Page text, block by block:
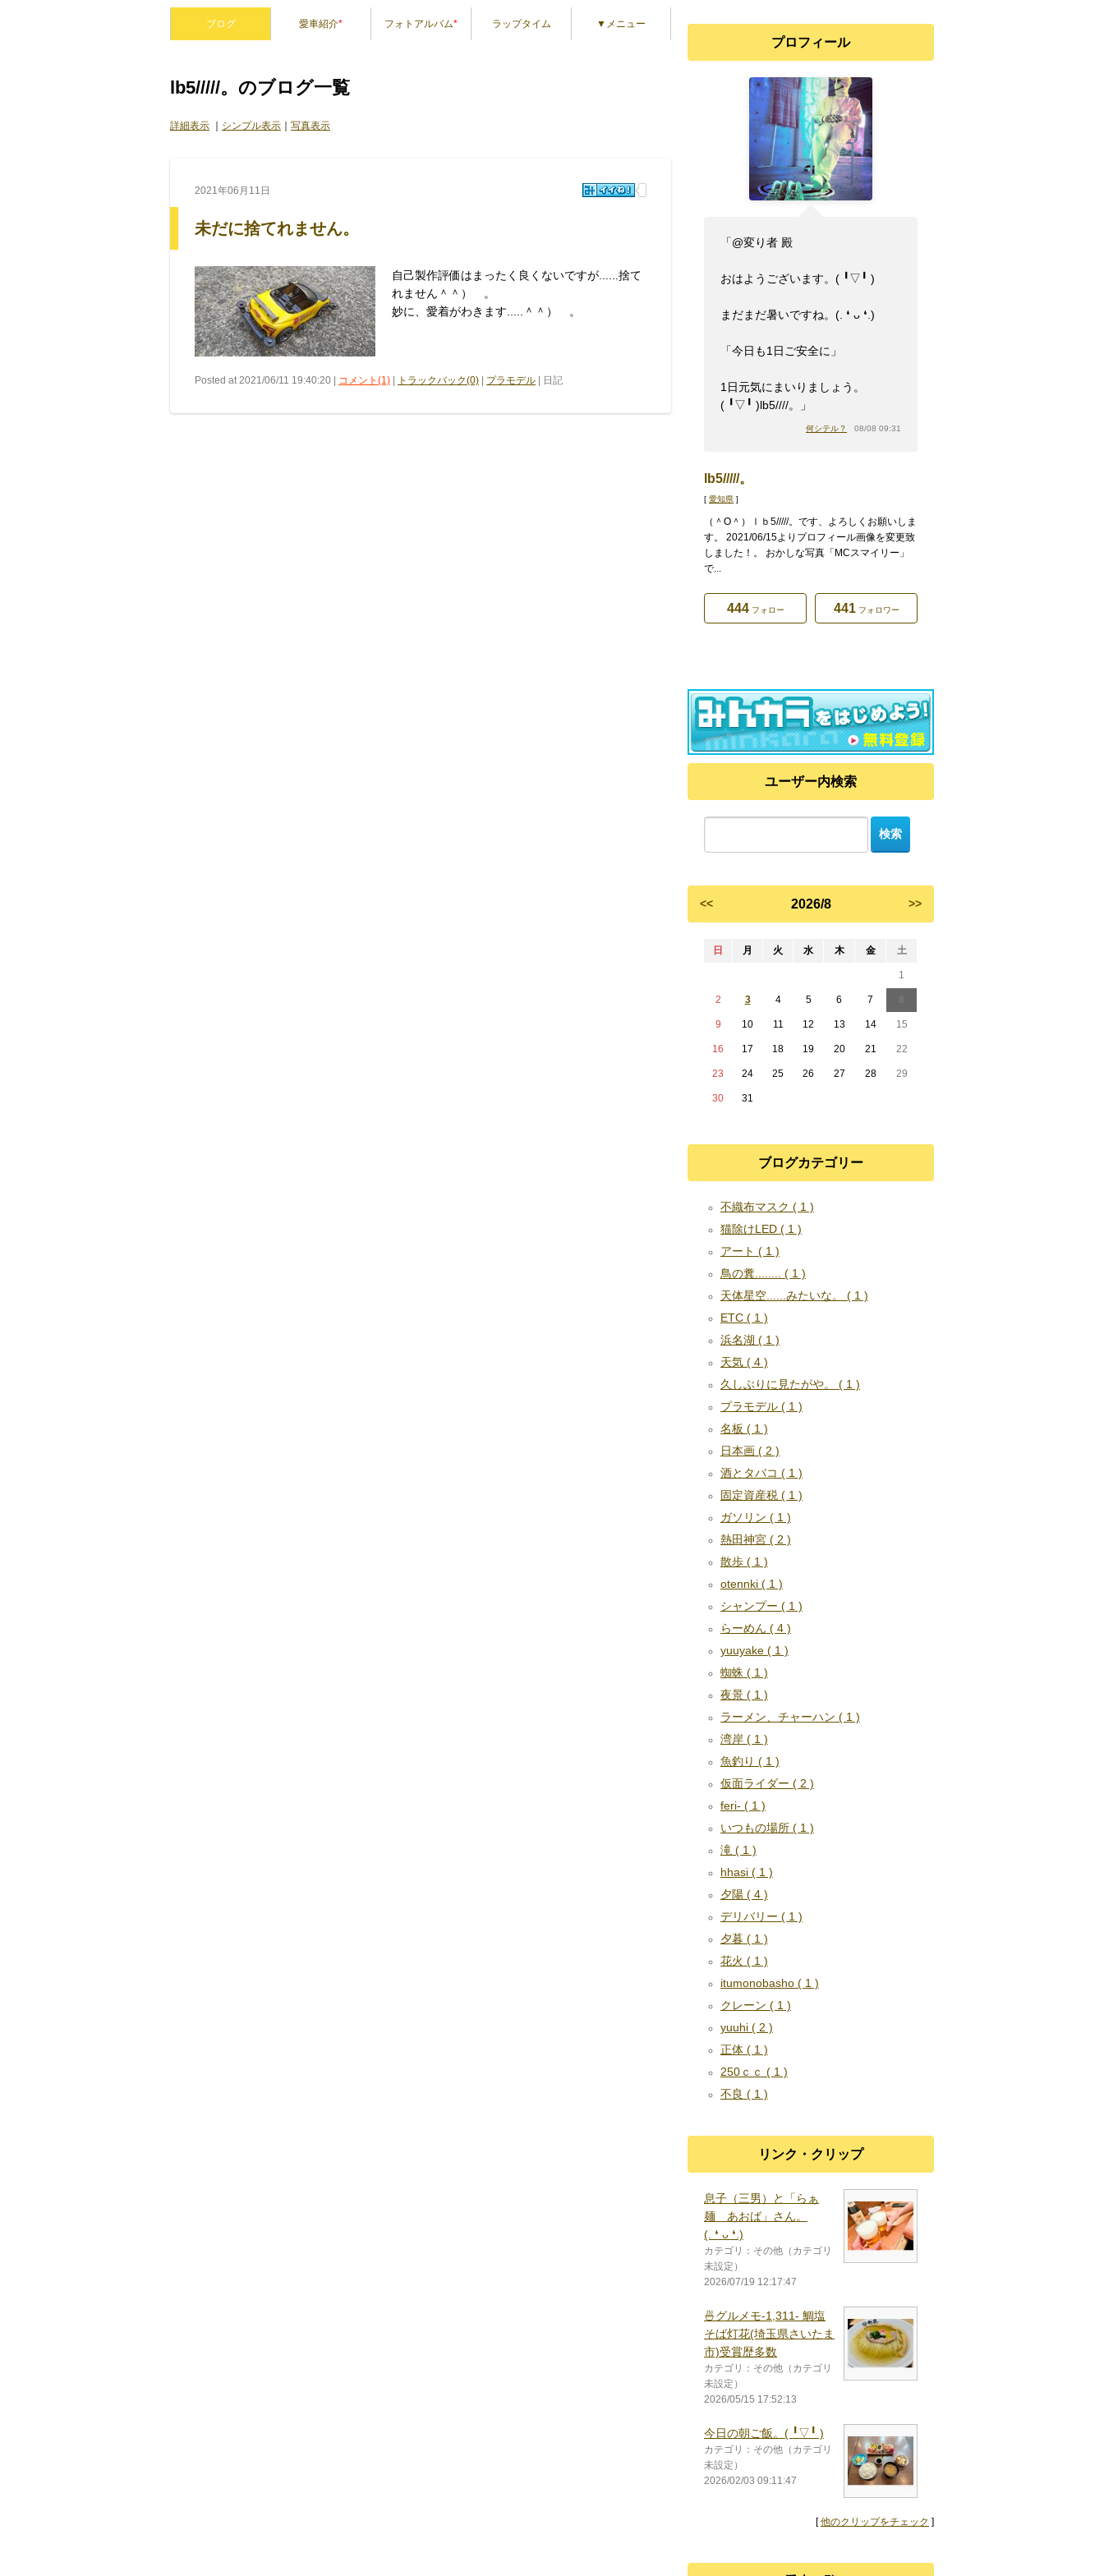
ブログ 愛車紹介* フォトアルバム* ラップタイム ▼メニュー
lb5/////。のブログ一覧
詳細表示 シンプル表示 写真表示
2021年06月11日
未だに捨てれません。
自己製作評価はまったく良くないですが......捨て
れません＾＾）ゞ。
妙に、愛着がわきます.....＾＾）ゞ。
Posted at 2021/06/11 19:40:20 | コメント(1) トラックバック(0) プラモデル | 日記
プロフィール
「@変り者 殿
おはようございます。(⁠ ⁠╹⁠▽⁠╹⁠ ⁠)
まだまだ暑いですね。(⁠.⁠ ⁠❛⁠ ⁠ᴗ⁠ ⁠❛⁠.⁠)
「今日も1日ご安全に」
1日元気にまいりましょう。
(⁠ ⁠╹⁠▽⁠╹⁠ ⁠)lb5////。」
何シテル？ 08/08 09:31
lb5/////。
[ 愛知県 ]
（＾O＾）ｌｂ5/////。です、よろしくお願いしま
す。 2021/06/15よりプロフィール画像を変更致
しました！。 おかしな写真「MCスマイリー」
で...
444フォロー 441フォロワー
ユーザー内検索
<< 2026/8 >>
日 月 火 水 木 金 土
1
2 3 4 5 6 7
9 10 11 12 13 14 15
16 17 18 19 20 21 22
23 24 25 26 27 28 29
30 31
ブログカテゴリー
不織布マスク ( 1 )
猫除けLED ( 1 )
アート ( 1 )
鳥の糞........ ( 1 )
天体星空......みたいな。 ( 1 )
ETC ( 1 )
浜名湖 ( 1 )
天気 ( 4 )
久しぶりに見たがや。 ( 1 )
プラモデル ( 1 )
名板 ( 1 )
日本画 ( 2 )
酒とタバコ ( 1 )
固定資産税 ( 1 )
ガソリン ( 1 )
熱田神宮 ( 2 )
散歩 ( 1 )
otennki ( 1 )
シャンプー ( 1 )
らーめん ( 4 )
yuuyake ( 1 )
蜘蛛 ( 1 )
夜景 ( 1 )
ラーメン、チャーハン ( 1 )
湾岸 ( 1 )
魚釣り ( 1 )
仮面ライダー ( 2 )
feri- ( 1 )
いつもの場所 ( 1 )
滝 ( 1 )
hhasi ( 1 )
夕陽 ( 4 )
デリバリー ( 1 )
夕暮 ( 1 )
花火 ( 1 )
itumonobasho ( 1 )
クレーン ( 1 )
yuuhi ( 2 )
正体 ( 1 )
250ｃｃ ( 1 )
不良 ( 1 )
リンク・クリップ
息子（三男）と「らぁ
麺 あおば」さん。
(⁠.⁠ ⁠❛⁠ ⁠ᴗ⁠ ⁠❛⁠.⁠)
カテゴリ：その他（カテゴリ
未設定）
2026/07/19 12:17:47
🍜グルメモ-1,311- 鯛塩
そば灯花(埼玉県さいたま
市)受賞歴多数
カテゴリ：その他（カテゴリ
未設定）
2026/05/15 17:52:13
今日の朝ご飯。(⁠ ⁠╹⁠▽⁠╹⁠ ⁠)
カテゴリ：その他（カテゴリ
未設定）
2026/02/03 09:11:47
[他のクリップをチェック ]